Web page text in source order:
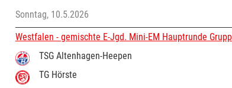
Sonntag, 10.5.2026
Westfalen - gemischte E-Jgd. Mini-EM Hauptrunde
TSG Altenhagen-Heepen
TG Hörste